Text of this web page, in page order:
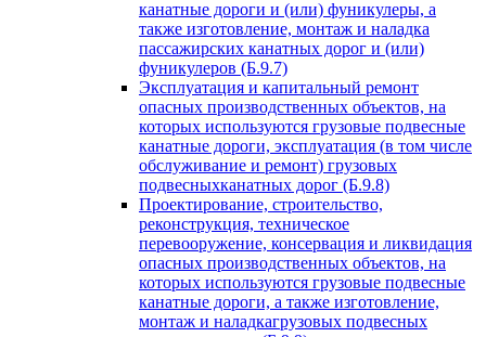
канатные дороги и (или) фуникулеры, а
также изготовление, монтаж и наладка
пассажирских канатных дорог и (или)
фуникулеров (Б.9.7)
Эксплуатация и капитальный ремонт
опасных производственных объектов, на
которых используются грузовые подвесные
канатные дороги, эксплуатация (в том числе
обслуживание и ремонт) грузовых
подвесныхканатных дорог (Б.9.8)
Проектирование, строительство,
реконструкция, техническое
перевооружение, консервация и ликвидация
опасных производственных объектов, на
которых используются грузовые подвесные
канатные дороги, а также изготовление,
монтаж и наладкагрузовых подвесных